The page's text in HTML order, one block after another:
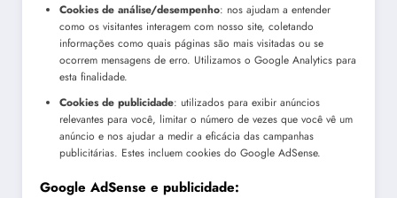
Cookies de análise/desempenho: nos ajudam a entender
como os visitantes interagem com nosso site, coletando
informações como quais páginas são mais visitadas ou se
ocorrem mensagens de erro. Utilizamos o Google Analytics para
esta finalidade.
Cookies de publicidade: utilizados para exibir anúncios
relevantes para você, limitar o número de vezes que você vê um
anúncio e nos ajudar a medir a eficácia das campanhas
publicitárias. Estes incluem cookies do Google AdSense.
Google AdSense e publicidade: